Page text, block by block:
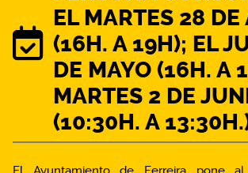
EL MARTES 28 DE
(16H. A 19H); EL
DE MAYO (16H. A
MARTES 2 DE
(10:30H. A